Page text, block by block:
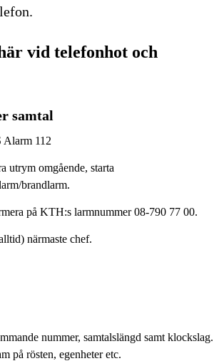
vid telefonhot och
samtal
Alarm 112
utrym omgående, starta
brandlarm.
på KTH:s larmnummer 08-790 77 00.
närmaste chef.
nummer, samtalslängd samt klockslag.
på rösten, egenheter etc.